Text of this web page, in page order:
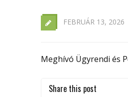
FEBRUÁR 13, 2026
Meghívó Ügyrendi és
Share this post